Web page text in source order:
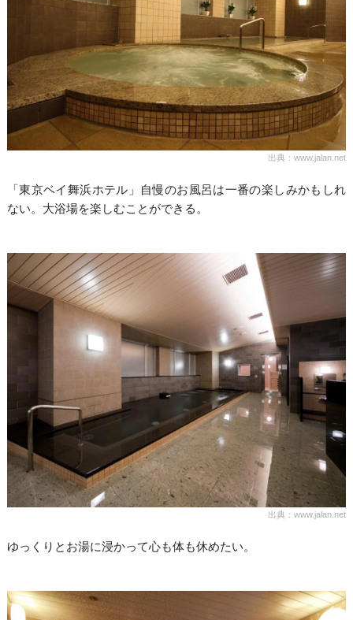
出典：www.jalan.net
「東京ベイ舞浜ホテル」自慢のお風呂は一番の楽しみかもしれ
ない。大浴場を楽しむことができる。
出典：www.jalan.net
ゆっくりとお湯に浸かって心も体も休めたい。